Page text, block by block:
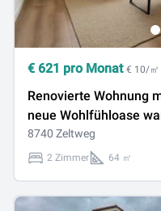
€ 621 pro Monat € 10/㎡
Renovierte Wohnung
neue Wohlfühloase
8740 Zeltweg
2 Zimmer 64 ㎡